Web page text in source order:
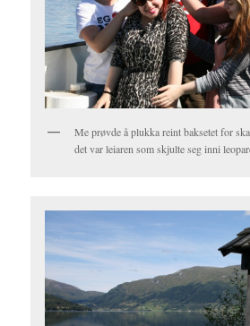
Me prøvde å plukka reint baksetet for
det var leiaren som skjulte seg inni